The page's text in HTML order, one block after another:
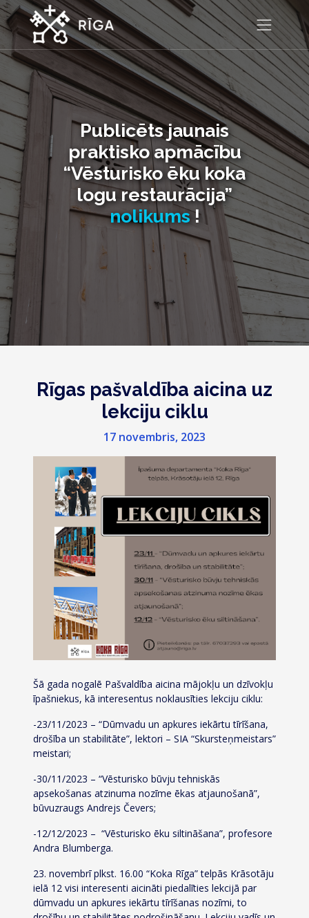
Publicēts jaunais
praktisko apmācību
“Vēsturisko ēku koka
logu restaurācija”
nolikums!
Rīgas pašvaldība aicina uz
lekciju ciklu
17 novembris, 2023
Šā gada nogalē Pašvaldība aicina mājokļu un dzīvokļu
īpašniekus, kā interesentus noklausīties lekciju ciklu:
-23/11/2023 – “Dūmvadu un apkures iekārtu tīrīšana,
drošība un stabilitāte”, lektori – SIA “Skursteņmeistars”
meistari;
-30/11/2023 – “Vēsturisko būvju tehniskās
apsekošanas atzinuma nozīme ēkas atjaunošanā”,
būvuzraugs Andrejs Čevers;
-12/12/2023 – “Vēsturisko ēku siltināšana”, profesore
Andra Blumberga.
23. novembrī plkst. 16.00 “Koka Rīga” telpās Krāsotāju
ielā 12 visi interesenti aicināti piedalīties lekcijā par
dūmvadu un apkures iekārtu tīrīšanas nozīmi, to